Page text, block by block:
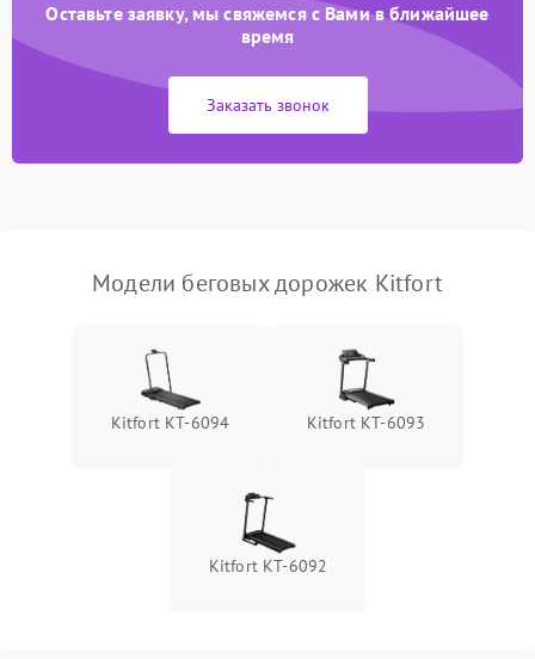
Поломка датчика шагов Подробнее →
Неисправность системы
Оставьте заявку, мы свяжемся с Вами в ближайшее
время
Заказать звонок
Модели беговых дорожек Kitfort
Kitfort КТ-6094 Kitfort КТ-6093
Kitfort КТ-6092